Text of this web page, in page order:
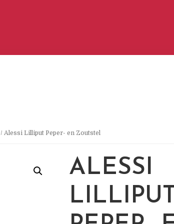
/ Alessi Lilliput Peper- en Zoutstel
ALESSI